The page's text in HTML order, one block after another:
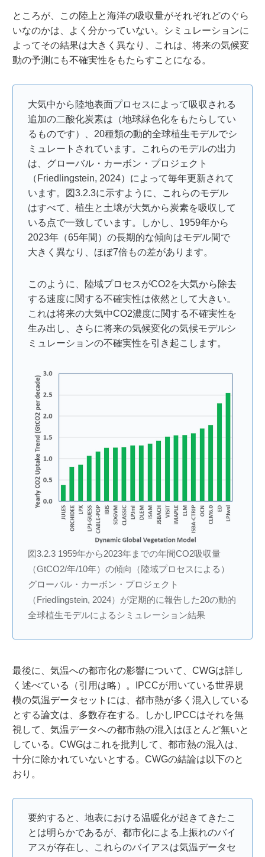
ところが、この陸上と海洋の吸収量がそれぞれどのぐら
いなのかは、よく分かっていない。シミュレーションに
よってその結果は大きく異なり、これは、将来の気候変
動の予測にも不確実性をもたらすことになる。
大気中から陸地表面プロセスによって吸収される
追加の二酸化炭素は（地球緑色化をもたらしてい
るものです）、20種類の動的全球植生モデルでシ
ミュレートされています。これらのモデルの出力
は、グローバル・カーボン・プロジェクト
（Friedlingstein, 2024）によって毎年更新されて
います。図3.2.3に示すように、これらのモデル
はすべて、植生と土壌が大気から炭素を吸収して
いる点で一致しています。しかし、1959年から
2023年（65年間）の長期的な傾向はモデル間で
大きく異なり、ほぼ7倍もの差があります。
このように、陸域プロセスがCO2を大気から除去
する速度に関する不確実性は依然として大きい。
これは将来の大気中CO2濃度に関する不確実性を
生み出し、さらに将来の気候変化の気候モデルシ
ミュレーションの不確実性を引き起こします。
図3.2.3 1959年から2023年までの年間CO2吸収量
（GtCO2/年/10年）の傾向（陸域プロセスによる）
グローバル・カーボン・プロジェクト
（Friedlingstein, 2024）が定期的に報告した20の動的
全球植生モデルによるシミュレーション結果
最後に、気温への都市化の影響について、CWGは詳し
く述べている（引用は略）。IPCCが用いている世界規
模の気温データセットには、都市熱が多く混入している
とする論文は、多数存在する。しかしIPCCはそれを無
視して、気温データへの都市熱の混入はほとんど無いと
している。CWGはこれを批判して、都市熱の混入は、
十分に除かれていないとする。CWGの結論は以下のと
おり。
要約すると、地表における温暖化が起きてきたこ
とは明らかであるが、都市化による上振れのバイ
アスが存在し、これらのバイアスは気温データセ